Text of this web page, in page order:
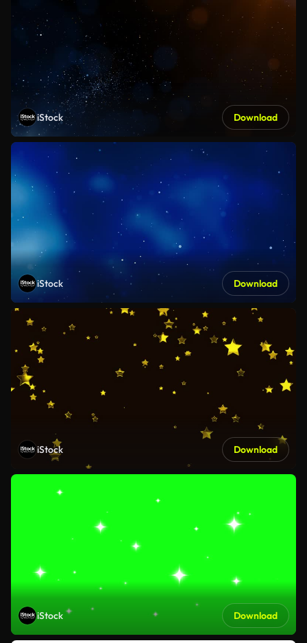
iStock Download
iStock Download
iStock Download
iStock Download